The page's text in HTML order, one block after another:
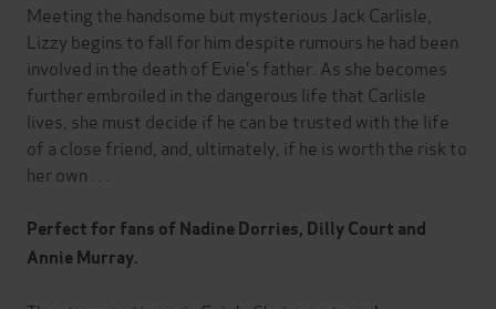
Meeting the handsome but mysterious Jack Carlisle,
Lizzy begins to fall for him despite rumours he had been
involved in the death of Evie's father. As she becomes
further embroiled in the dangerous life that Carlisle
lives, she must decide if he can be trusted with the life
of a close friend, and, ultimately, if he is worth the risk to
her own . . .
Perfect for fans of Nadine Dorries, Dilly Court and
Annie Murray.